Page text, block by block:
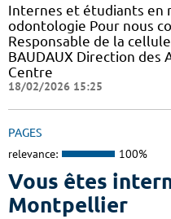
Internes et étudiants en
odontologie Pour nous
Responsable de la
BAUDAUX Direction des
Centre
18/02/2026 15:25
PAGES
relevance: 100%
Vous êtes
Montpellier